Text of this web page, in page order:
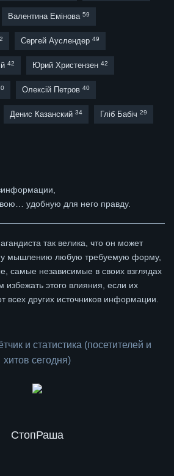
Валентина Емінова 59
Сергей Ауслендер 49
42 Юрий Христензен 42
Олексій Петров 40
Денис Казанский 34 Гліб Бабіч 29
удобную для него правду.
так велика, что он может
мышлению любую требуемую форму,
самые независимые в своих взглядах
избежать этого влияния, если их
всех других источников информации.
СтопРаша